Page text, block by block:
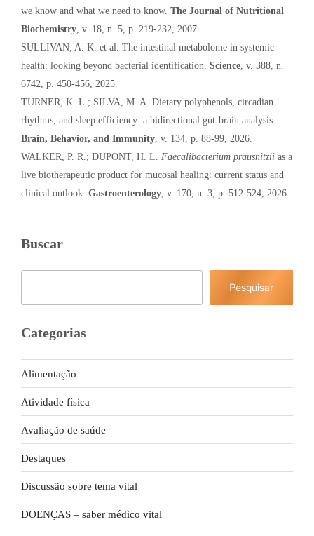
we know and what we need to know. The Journal of Nutritional
Biochemistry , v. 18, n. 5, p. 219-232, 2007.
SULLIVAN, A. K. et al. The intestinal metabolome in systemic
health: looking beyond bacterial identification. Science , v. 388, n.
6742, p. 450-456, 2025.
TURNER, K. L.; SILVA, M. A. Dietary polyphenols, circadian
rhythms, and sleep efficiency: a bidirectional gut-brain analysis.
Brain, Behavior, and Immunity , v. 134, p. 88-99, 2026.
WALKER, P. R.; DUPONT, H. L. Faecalibacterium prausnitzii as a
live biotherapeutic product for mucosal healing: current status and
clinical outlook. Gastroenterology , v. 170, n. 3, p. 512-524, 2026.
Buscar
Pesquisar
Categorias
Alimentação
Atividade física
Avaliação de saúde
Destaques
Discussão sobre tema vital
DOENÇAS – saber médico vital